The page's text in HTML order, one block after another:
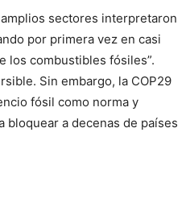
sectores interpretaron
por primera vez en casi
los combustibles fósiles”.
Sin embargo, la COP29
fósil como norma y
bloquear a decenas de países